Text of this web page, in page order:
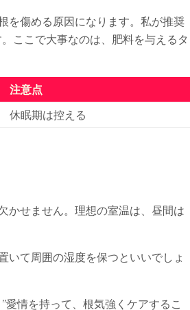
を傷める原因になります。私が推奨
ここで大事なのは、肥料を与えるタ
注意点
休眠期は控える
かせません。理想の室温は、昼間は
いて周囲の湿度を保つといいでしょ
情を持って、根気強くケアするこ